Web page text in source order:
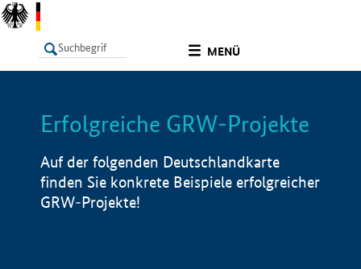
MENÜ
LISTE Info
Erfolgreiche GRW-Projekte
Auf der folgenden Deutschlandkarte
finden Sie konkrete Beispiele erfolgreicher
GRW-Projekte!